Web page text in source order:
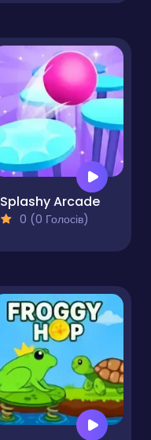
Splashy Arcade
0 (0 Голосів)